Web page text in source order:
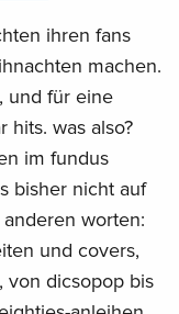
ihren fans
machen.
und für eine
hits. was also?
im fundus
bisher nicht auf
worten:
und covers,
von dicsopop bis